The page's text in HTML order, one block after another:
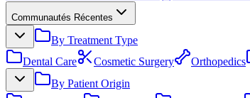
Communautés Récentes
By Treatment Type
Dental Care
Cosmetic Surgery Orthopedics
By Patient Origin